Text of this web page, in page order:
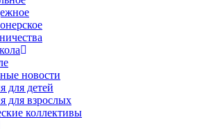
новости
для детей
для взрослых
коллективы